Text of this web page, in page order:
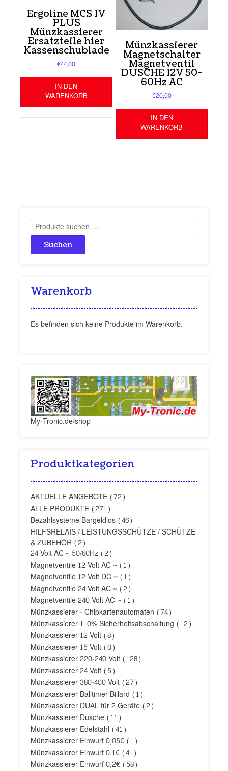
Ergoline MCS IV
PLUS
Münzkassierer
Ersatzteile hier
Kassenschublade
€44,00
IN DEN
WARENKORB
Münzkassierer
Magnetschalter
Magnetventil
DUSCHE 12V 50-
60Hz AC
€20,00
IN DEN
WARENKORB
Suchen
nach:
Suchen
Warenkorb
Es befinden sich keine Produkte im Warenkorb.
My-Tronic.de/shop
Produktkategorien
AKTUELLE ANGEBOTE (72)
ALLE PRODUKTE (271)
Bezahlsysteme Bargeldlos (46)
HILFSRELAIS / LEISTUNGSSCHÜTZE / SCHÜTZE
& ZUBEHÖR (2)
24 Volt AC ~ 50/60Hz (2)
Magnetventile 12 Volt AC ~ (1)
Magnetventile 12 Volt DC ⎓ (1)
Magnetventile 24 Volt AC ~ (2)
Magnetventile 240 Volt AC ~ (1)
Münzkassierer - Chipkartenautomaten (74)
Münzkassierer 110% Sicherheitsabschaltung (12)
Münzkassierer 12 Volt (8)
Münzkassierer 15 Volt (0)
Münzkassierer 220-240 Volt (128)
Münzkassierer 24 Volt (5)
Münzkassierer 380-400 Volt (27)
Münzkassierer Balltimer Billard (1)
Münzkassierer DUAL für 2 Geräte (2)
Münzkassierer Dusche (11)
Münzkassierer Edelstahl (41)
Münzkassierer Einwurf 0,05€ (1)
Münzkassierer Einwurf 0,1€ (41)
Münzkassierer Einwurf 0,2€ (58)